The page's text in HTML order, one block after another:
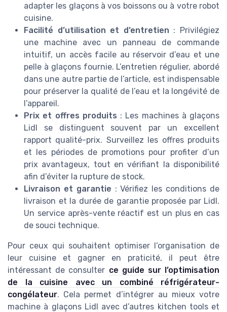
adapter les glaçons à vos boissons ou à votre robot
cuisine.
Facilité d’utilisation et d’entretien : Privilégiez
une machine avec un panneau de commande
intuitif, un accès facile au réservoir d’eau et une
pelle à glaçons fournie. L’entretien régulier, abordé
dans une autre partie de l’article, est indispensable
pour préserver la qualité de l’eau et la longévité de
l’appareil.
Prix et offres produits : Les machines à glaçons
Lidl se distinguent souvent par un excellent
rapport qualité-prix. Surveillez les offres produits
et les périodes de promotions pour profiter d’un
prix avantageux, tout en vérifiant la disponibilité
afin d’éviter la rupture de stock.
Livraison et garantie : Vérifiez les conditions de
livraison et la durée de garantie proposée par Lidl.
Un service après-vente réactif est un plus en cas
de souci technique.
Pour ceux qui souhaitent optimiser l’organisation de
leur cuisine et gagner en praticité, il peut être
intéressant de consulter ce guide sur l’optimisation
de la cuisine avec un combiné réfrigérateur-
congélateur. Cela permet d’intégrer au mieux votre
machine à glaçons Lidl avec d’autres kitchen tools et